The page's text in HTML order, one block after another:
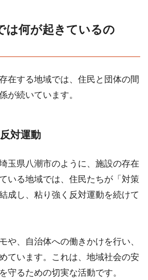
は何が起きているの
在する地域では、住民と団体の間
が続いています。
対運動
玉県八潮市のように、施設の存在
いる地域では、住民たちが「対策
成し、粘り強く反対運動を続けて
や、自治体への働きかけを行い、
ています。これは、地域社会の安
守るための切実な活動です。